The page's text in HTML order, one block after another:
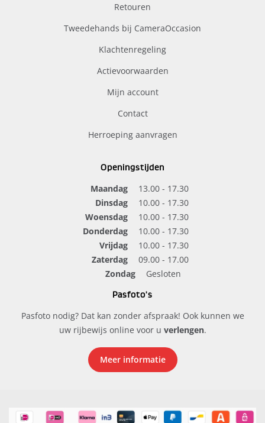
Retouren
Tweedehands bij CameraOccasion
Klachtenregeling
Actievoorwaarden
Mijn account
Contact
Herroeping aanvragen
Openingstijden
Maandag
13.00 - 17.30
Dinsdag
10.00 - 17.30
Woensdag
10.00 - 17.30
Donderdag
10.00 - 17.30
Vrijdag
10.00 - 17.30
Zaterdag
09.00 - 17.00
Zondag
Gesloten
Pasfoto's
Pasfoto nodig? Dat kan zonder afspraak! Ook kunnen we
uw rijbewijs online voor u verlengen.
Meer informatie